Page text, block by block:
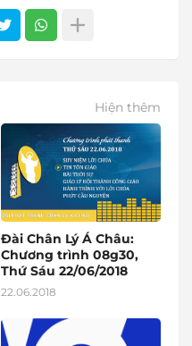
Hiện thêm
Đài Chân Lý Á Châu:
Chương trình 08g30,
Thứ Sáu 22/06/2018
22.06.2018